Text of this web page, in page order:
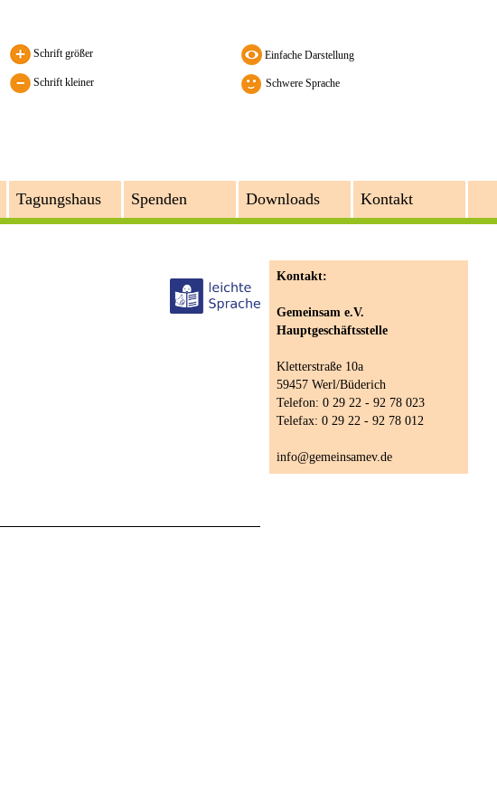
Schrift größer
Schrift kleiner Schwere Sprache
Tagungshaus Spenden Downloads Kontakt
Kontakt:
Gemeinsam e.V.
Hauptgeschäftsstelle
Kletterstraße 10a
59457 Werl/Büderich
Telefon: 0 29 22 - 92 78 023
Telefax: 0 29 22 - 92 78 012
info@gemeinsamev.de